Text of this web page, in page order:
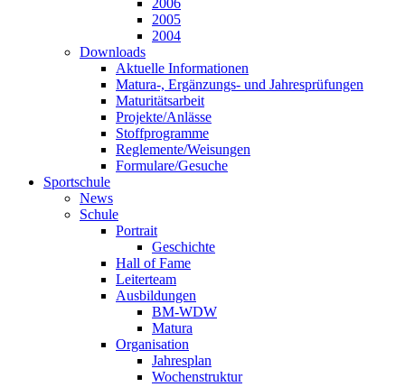
2006
2005
2004
Downloads
Aktuelle Informationen
Matura-, Ergänzungs- und Jahresprüfungen
Maturitätsarbeit
Projekte/Anlässe
Stoffprogramme
Reglemente/Weisungen
Formulare/Gesuche
Sportschule
News
Schule
Portrait
Geschichte
Hall of Fame
Leiterteam
Ausbildungen
BM-WDW
Matura
Organisation
Jahresplan
Wochenstruktur